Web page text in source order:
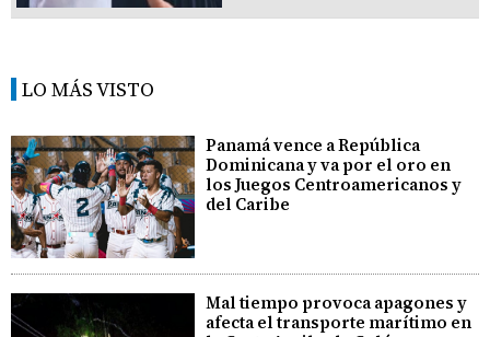
LO MÁS VISTO
Panamá vence a República
Dominicana y va por el oro en
los Juegos Centroamericanos y
del Caribe
Mal tiempo provoca apagones y
afecta el transporte marítimo en